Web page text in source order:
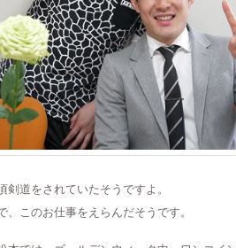
剣道をされていたそうですよ。
、このお仕事をえらんだそうです。